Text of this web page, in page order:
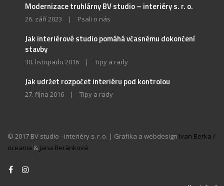
Modernizace truhlárny BV studio – interiéry s. r. o.
26. září 2023 | Psali o nás
Jak interiérové studio pomáhá včasnému dokončení
stavby
30. listopadu 2016 | Tipy a rady
Jak udržet rozpočet interiéru pod kontrolou
27. října 2016 | Tipy a rady
© 2017 BV studio - interiéry s. r. o. | Grafika a webdesign Ivan Berka /
oceania & Jana Beránková